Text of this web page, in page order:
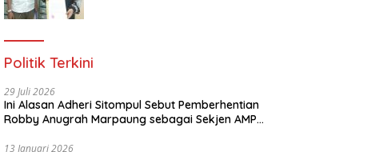
Politik Terkini
29 Juli 2026
Ini Alasan Adheri Sitompul Sebut Pemberhentian
Robby Anugrah Marpaung sebagai Sekjen AMPI
13 Januari 2026